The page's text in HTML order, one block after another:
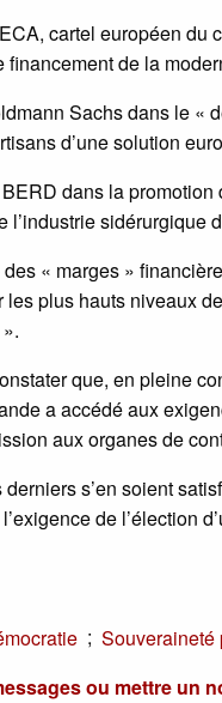
cartel européen du
financement de la
Sachs dans le «
d’une solution
dans la
l’industrie sidérurgique
des « marges »
les plus hauts niveaux
que, en pleine
a accédé aux
aux organes de
derniers s’en soient
de l’élection
; Souveraineté
ou mettre un